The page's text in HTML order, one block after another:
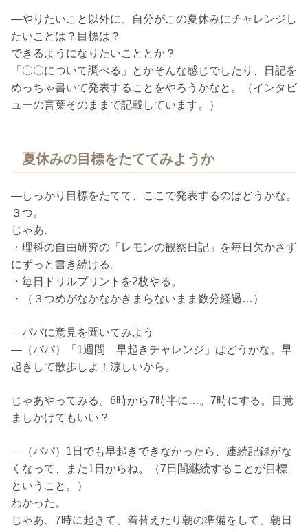
―やりたいこと以外に、自分がこの夏休みにチャレンジし
たいことは？目標は？
できるようになりたいこととか？
「〇〇について調べる」とかそんな感じでしたり、日記を
めっちゃ書いて発表することをやろうかなと。（インタビ
ューの言葉そのままで記載しています。）
夏休みの目標をたててみようか
―しっかり目標をたてて、ここで発表するのはどうかな。
３つ。
じゃあ、
・理科の自由研究の「レモンの観察日記」を毎日欠かさず
にずっと書き続ける。
・毎日ドリルプリントを2枚やる。
・（３つめがなかなかきまらないまま数分経過…）
―パパに意見を聞いてみよう
―（パパ）「1週間 早起きチャレンジ」はどうかな。早
起きして散歩しよ！涼しいから。
じゃあやってみる。6時から7時半に…。7時にする。目覚
ましかけてもいい？
―（パパ）1日でも早起きできなかったら、連続記録がな
くなって、また1日からね。（7日間継続することが目標
ということ。）
わかった。
じゃあ、7時に起きて、着替えたり朝の準備をして、朝日